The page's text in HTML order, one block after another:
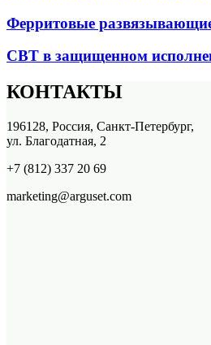
Ферритовые
СВТ в защищенном
КОНТАКТЫ
196128, Россия, Санкт-Петербург,
ул. Благодатная, 2
+7 (812) 337 20 69
marketing@arguset.com